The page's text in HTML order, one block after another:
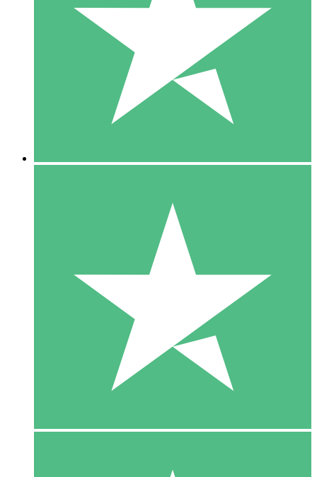
Paga a consumo con crediti di download. Nessun impegno
1 Download
10
US$1500
10 Download
20